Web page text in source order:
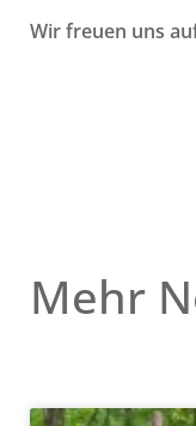
Wir freuen uns
Mehr